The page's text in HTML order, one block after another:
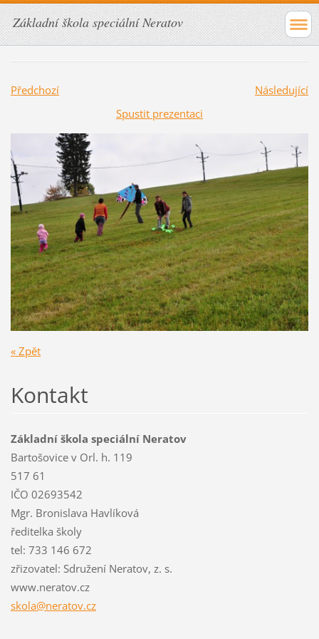
Základní škola speciální Neratov
Předchozí
Následující
Spustit prezentaci
« Zpět
Kontakt
Základní škola speciální Neratov
Bartošovice v Orl. h. 119
517 61
IČO 02693542
Mgr. Bronislava Havlíková
ředitelka školy
tel: 733 146 672
zřizovatel: Sdružení Neratov, z. s.
www.neratov.cz
skola@neratov.cz